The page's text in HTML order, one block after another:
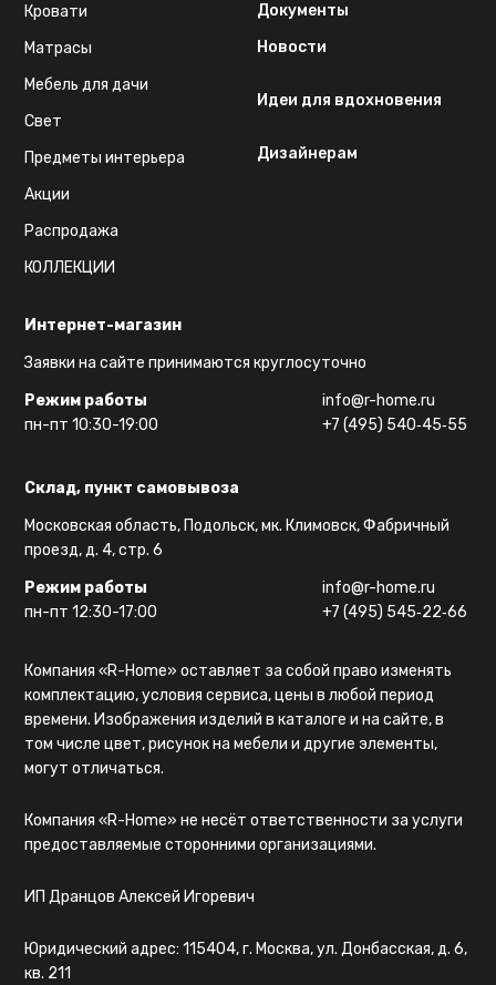
Интернет-магазин
Заявки на сайте принимаются круглосуточно
Режим работы
пн-пт 10:30-19:00
info@r-home.ru
+7 (495) 540‑45‑55
Склад, пункт самовывоза
Московская область, Подольск, мк. Климовск, Фабричный
проезд, д. 4, стр. 6
Режим работы
пн-пт 12:30-17:00
info@r-home.ru
+7 (495) 545‑22‑66
Кровати
Матрасы
Мебель для дачи
Свет
Предметы интерьера
Акции
Распродажа
КОЛЛЕКЦИИ
Документы
Новости
Идеи для вдохновения
Дизайнерам
Компания «R-Home» оставляет за собой право изменять
комплектацию, условия сервиса, цены в любой период
времени. Изображения изделий в каталоге и на сайте, в
том числе цвет, рисунок на мебели и другие элементы,
могут отличаться.
Компания «R-Home» не несёт ответственности за услуги
предоставляемые сторонними организациями.
ИП Дранцов Алексей Игоревич
Юридический адрес: 115404, г. Москва, ул. Донбасская, д. 6,
кв. 211